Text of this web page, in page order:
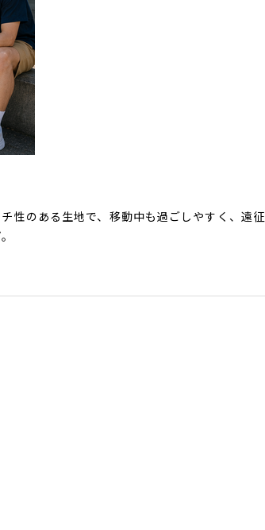
性のある生地で、移動中も過ごしやすく、遠征